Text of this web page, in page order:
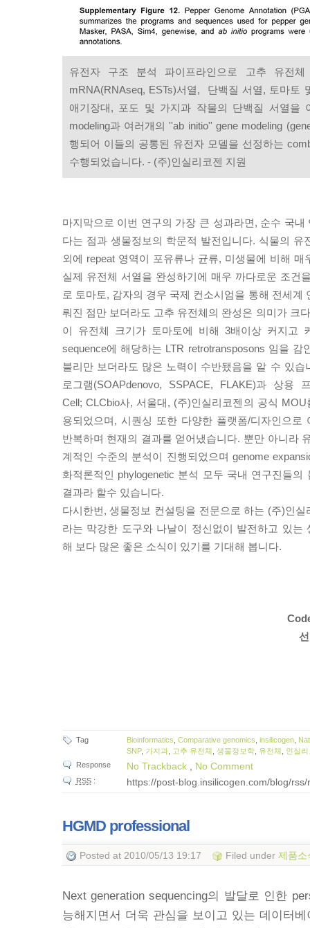
유전자 구조 분석 파이프라인으로 고추 유전
mRNA(RNAseq, ESTs)서열, 단백질 서열, 토마토
애기장대, 포도 및 가지과 작물의 단백질 서열을
modeling과 여러개의 ''ab initio'' gene modeling
행되어 이들의 공통된 유전자 모델을 선정하는
수행되었습니다. - (주)인실리코젠 지원
마지막으로 이번 연구의 가장 큰 성과라면, 순수 국내
다는 점과 생물정보의 학문적 발전입니다. 식물의 유
외에 repeat 영역이 포유류나 균류, 미생물에 비해 매
실제 유전체 서열을 완성하기에 매우 까다로운 조건
로 토마토, 감자의 경우 국제 컨소시엄을 통해 전세계
뤄진 점만 보더라도 고추 유전체의 완성은 의미가 크
이 유전체 크기가 토마토에 비해 3배이상 커지고
sequence에 해당하는 LTR retrotransposons 임을 감
블리만 보더라도 많은 노력이 수반됐음을 알 수 있
로그램(SOAPdenovo, SSPACE, FLAKE)과 상용
Cell; CLCbio사, 서울대, (주)인실리코젠의 공식
용되었으며, 시퀀싱 또한 다양한 플랫폼/디자인으로
반복하며 현재의 결과를 얻어냈습니다. 뿐만 아니라
계적인 수준의 분석이 진행되었으며 genome
화적론적인 phylogenetic 분석 모두 국내 연구진들의
결과라 할수 있습니다.
다시한번, 생물정보 컨설팅을 전문으로 하는 (주)인
라는 막강한 도구와 나날이 정신없이 발전하고 있는
해 보다 많은 좋은 소식이 있기를 기대해 봅니다.
Tag Bioinformatics ,Comparative genomics ,insilicogen
SNP, 가지과 고추 유전체 ,생물정보학 유전체
인실
Response
No Trackback No Comment
RSS: https://post-blog.insilicogen.com/blog/
HGMD professional
Posted at 2010/05/13 19:17 Filed under제품소
Next generation sequencing의 발달로 인한
능해지면서 더욱 관심을 보이고 있는 데이터베